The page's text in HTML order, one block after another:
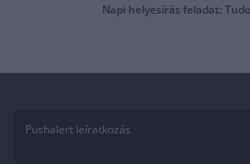
Napi helyesírás feladat:
Pushalert leíratkozás